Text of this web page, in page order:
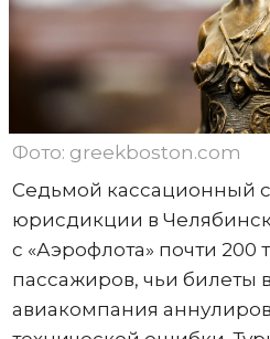
Фото: greekboston.com
Седьмой кассационный
юрисдикции в
с «Аэрофлота» почти 200
пассажиров, чьи билеты
авиакомпания